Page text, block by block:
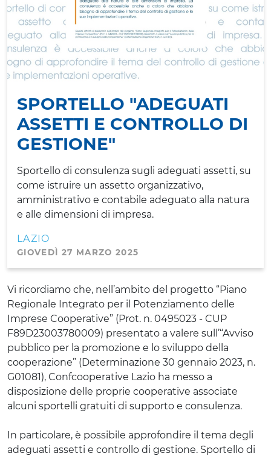
SPORTELLO "ADEGUATI
ASSETTI E CONTROLLO DI
GESTIONE"
Sportello di consulenza sugli adeguati assetti, su
come istruire un assetto organizzativo,
amministrativo e contabile adeguato alla natura
e alle dimensioni di impresa.
LAZIO
GIOVEDÌ 27 MARZO 2025
Vi ricordiamo che, nell’ambito del progetto “Piano
Regionale Integrato per il Potenziamento delle
Imprese Cooperative” (Prot. n. 0495023 - CUP
F89D23003780009) presentato a valere sull’“Avviso
pubblico per la promozione e lo sviluppo della
cooperazione” (Determinazione 30 gennaio 2023, n.
G01081), Confcooperative Lazio ha messo a
disposizione delle proprie cooperative associate
alcuni sportelli gratuiti di supporto e consulenza.
In particolare, è possibile approfondire il tema degli
adeguati assetti e controllo di gestione. Sportello di